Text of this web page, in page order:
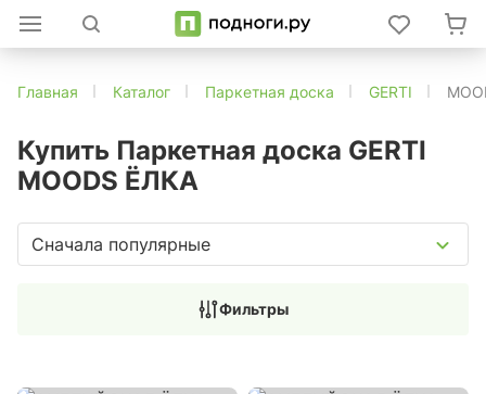
Главная Каталог Паркетная доска GERTI
Купить Паркетная доска GERTI
MOODS ЁЛКА
Сначала популярные
Фильтры